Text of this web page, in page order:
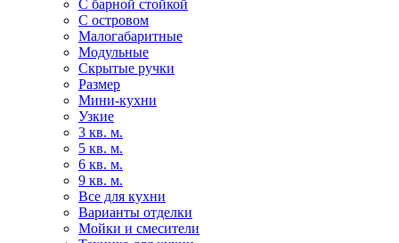
С барной стойкой
С островом
Малогабаритные
Модульные
Скрытые ручки
Размер
Мини-кухни
Узкие
3 кв. м.
5 кв. м.
6 кв. м.
9 кв. м.
Все для кухни
Варианты отделки
Мойки и смесители